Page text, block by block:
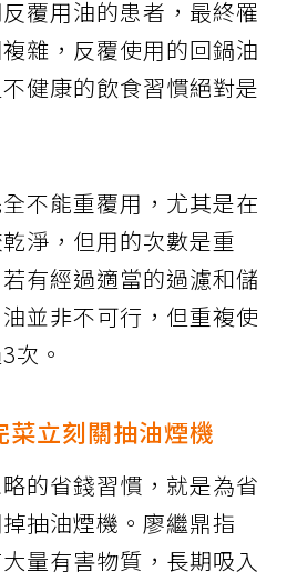
覆用油的患者，最終罹
雜，反覆使用的回鍋油
健康的飲食習慣絕對是
不能重覆用，尤其是在
淨，但用的次數是重
有經過適當的過濾和儲
並非不可行，但重複使
次。
立刻關抽油煙機
的省錢習慣，就是為省
抽油煙機。廖繼鼎指
量有害物質，長期吸入